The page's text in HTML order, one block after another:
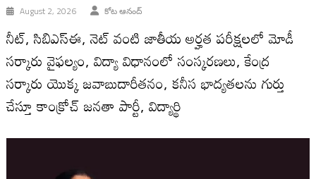
August 2, 2026 కోట ఆనంద్
నీట్, సిబిఎస్ఈ, నెట్ వంటి జాతీయ అర్హత పరీక్షలలో మోడీ
సర్కారు వైఫల్యం, విద్యా విధానంలో సంస్కరణలు, కేంద్ర
సర్కారు యొక్క జవాబుదారీతనం, కనీస భాద్యతలను గుర్తు
చేస్తూ కాంక్రోచ్ జనతా పార్టీ, విద్యార్థి